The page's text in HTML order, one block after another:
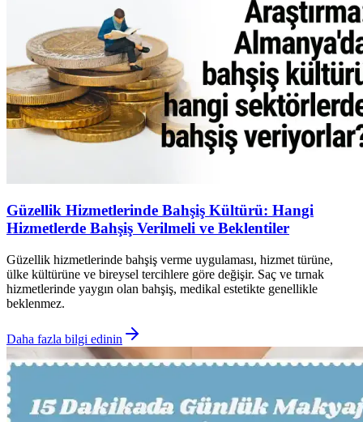
Güzellik Hizmetlerinde Bahşiş Kültürü: Hangi
Hizmetlerde Bahşiş Verilmeli ve Beklentiler
Güzellik hizmetlerinde bahşiş verme uygulaması, hizmet türüne,
ülke kültürüne ve bireysel tercihlere göre değişir. Saç ve tırnak
hizmetlerinde yaygın olan bahşiş, medikal estetikte genellikle
beklenmez.
Daha fazla bilgi edinin